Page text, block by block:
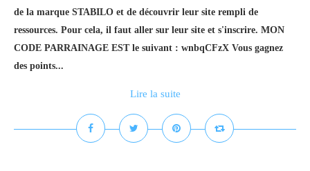
de la marque STABILO et de découvrir leur site rempli de
ressources. Pour cela, il faut aller sur leur site et s'inscrire. MON
CODE PARRAINAGE EST le suivant : wnbqCFzX Vous gagnez
des points...
Lire la suite